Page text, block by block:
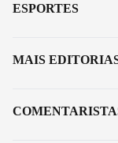
ESPORTES
MAIS